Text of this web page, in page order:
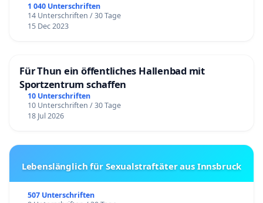
1 040 Unterschriften
14 Unterschriften / 30 Tage
15 Dec 2023
Für Thun ein öffentliches Hallenbad mit
Sportzentrum schaffen
10 Unterschriften
10 Unterschriften / 30 Tage
18 Jul 2026
Lebenslänglich für Sexualstraftäter aus Innsbruck
507 Unterschriften